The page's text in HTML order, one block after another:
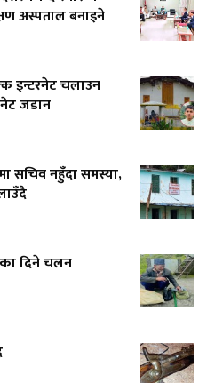
अस्पताल बनाइने
इन्टरनेट चलाउन
जडान
सचिव नहुँदा समस्या,
दिने चलन